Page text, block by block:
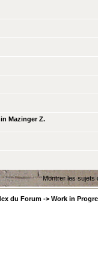
Mazinger Z.
Montrer les sujets
du Forum -> Work in